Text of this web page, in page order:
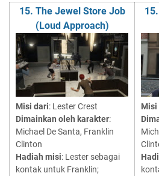
15. The Jewel Store Job
(Loud Approach)
Misi dari: Lester Crest
Dimainkan oleh karakter:
Michael De Santa, Franklin
Clinton
Hadiah misi: Lester sebagai
kontak untuk Franklin;
Misi